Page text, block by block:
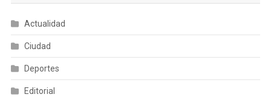
Actualidad
Ciudad
Deportes
Editorial